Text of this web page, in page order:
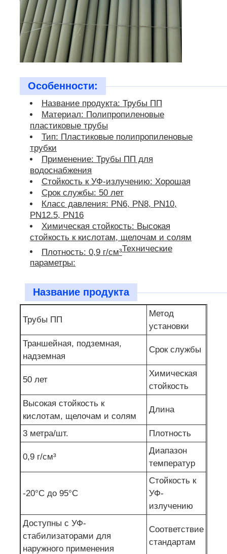
Особенности:
Название продукта: Трубы ПП
Материал: Полипропиленовые
пластиковые трубы
Тип: Пластиковые полипропиленовые
трубки
Применение: Трубы ПП для
водоснабжения
Стойкость к УФ-излучению: Хорошая
Срок службы: 50 лет
Класс давления: PN6, PN8, PN10,
PN12.5, PN16
Химическая стойкость: Высокая
стойкость к кислотам, щелочам и солям
Плотность: 0,9 г/см³Технические
параметры:
Название продукта
Трубы ПП
Метод
установки
Траншейная, подземная,
надземная
Срок службы
50 лет
Химическая
стойкость
Высокая стойкость к
кислотам, щелочам и солям
Длина
3 метра/шт. Плотность
0,9 г/см³
Диапазон
температур
-20°C до 95°C
Стойкость к
УФ-
излучению
Доступны с УФ-
стабилизаторами для
наружного применения
Соответствие
стандартам